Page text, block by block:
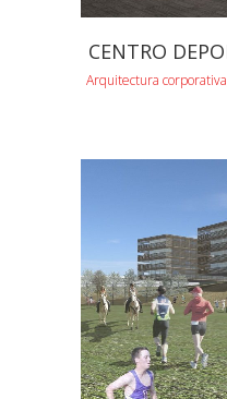
CENTRO
Arquitectura